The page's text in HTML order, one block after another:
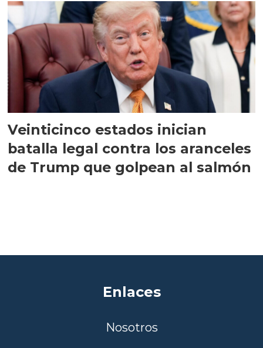
Veinticinco estados inician
batalla legal contra los aranceles
de Trump que golpean al salmón
Enlaces
Nosotros